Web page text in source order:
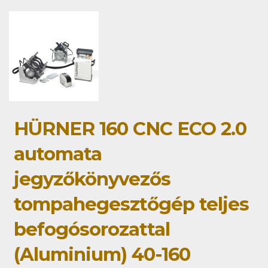
HÜRNER 160 CNC ECO 2.0
automata
jegyzőkönyvezős
tompahegesztőgép teljes
befogósorozattal
(Aluminium) 40-160